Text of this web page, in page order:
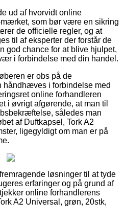
ud af hvorvidt online
som bør være en sikring
de officielle regler, og at
til af eksperter der forstår de
god chance for at blive hjulpet,
i forbindelse med din handel.
er obs på de
håndhæves i forbindelse med
online forhandleren
i øvrigt afgørende, at man til
således man
af Duftkapsel, Tork A2
ligegyldigt om man er på
løsninger til at tyde
erfaringer og på grund af
online forhandlerens
A2 Universal, grøn, 20stk,